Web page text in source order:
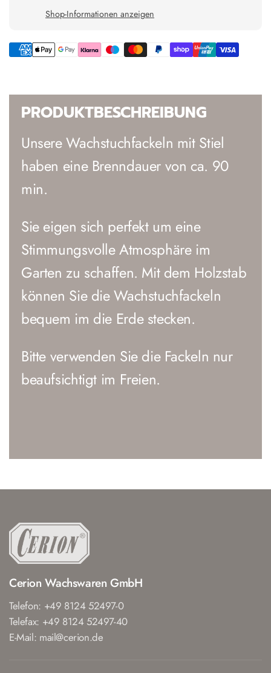
Shop-Informationen anzeigen
PRODUKTBESCHREIBUNG
Unsere Wachstuchfackeln mit Stiel
haben eine Brenndauer von ca. 90
min.
Sie eigen sich perfekt um eine
Stimmungsvolle Atmosphäre im
Garten zu schaffen. Mit dem Holzstab
können Sie die Wachstuchfackeln
bequem im die Erde stecken.
Bitte verwenden Sie die Fackeln nur
beaufsichtigt im Freien.
Cerion Wachswaren GmbH
Telefon: +49 8124 52497-0
Telefax: +49 8124 52497-40
E-Mail: mail@cerion.de